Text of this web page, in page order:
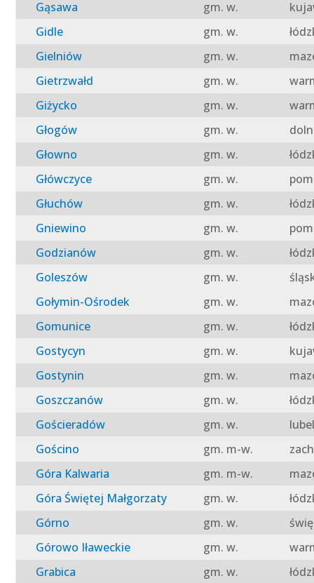
Gąsawa
gm. w.
Gidle
gm. w.
Gielniów
gm. w.
Gietrzwałd
gm. w.
Giżycko
gm. w.
Głogów
gm. w.
Głowno
gm. w.
Główczyce
gm. w.
Głuchów
gm. w.
Gniewino
gm. w.
Godzianów
gm. w.
Goleszów
gm. w.
Gołymin-Ośrodek
gm. w.
Gomunice
gm. w.
Gostycyn
gm. w.
Gostynin
gm. w.
Goszczanów
gm. w.
Gościeradów
gm. w.
Gościno
gm. m-w.
Góra Kalwaria
gm. m-w.
Góra Świętej Małgorzaty
gm. w.
Górno
gm. w.
Górowo Iławeckie
gm. w.
Grabica
gm. w.